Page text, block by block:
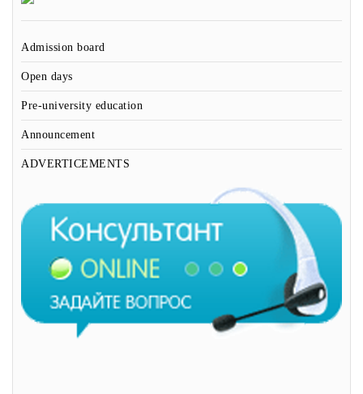
Admission board
Open days
Pre-university education
Announcement
ADVERTICEMENTS